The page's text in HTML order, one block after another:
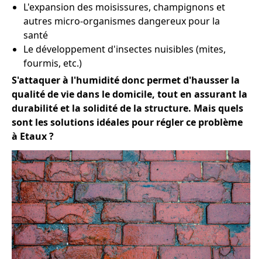
L'expansion des moisissures, champignons et
autres micro-organismes dangereux pour la
santé
Le développement d'insectes nuisibles (mites,
fourmis, etc.)
S'attaquer à l'humidité donc permet d'hausser la
qualité de vie dans le domicile, tout en assurant la
durabilité et la solidité de la structure. Mais quels
sont les solutions idéales pour régler ce problème
à Etaux ?